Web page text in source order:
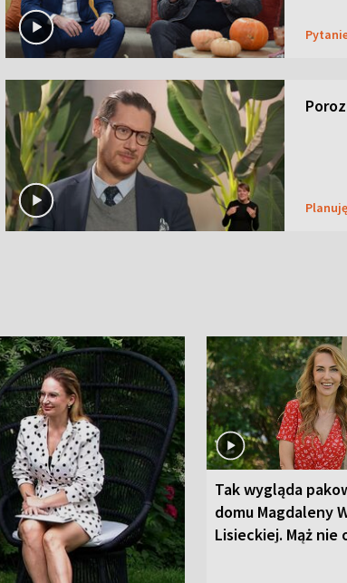
Tak wygląda
domu Magdaleny
Lisieckiej. Mąż nie